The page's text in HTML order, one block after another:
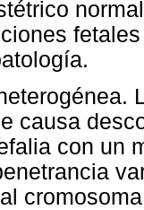
causa
con un